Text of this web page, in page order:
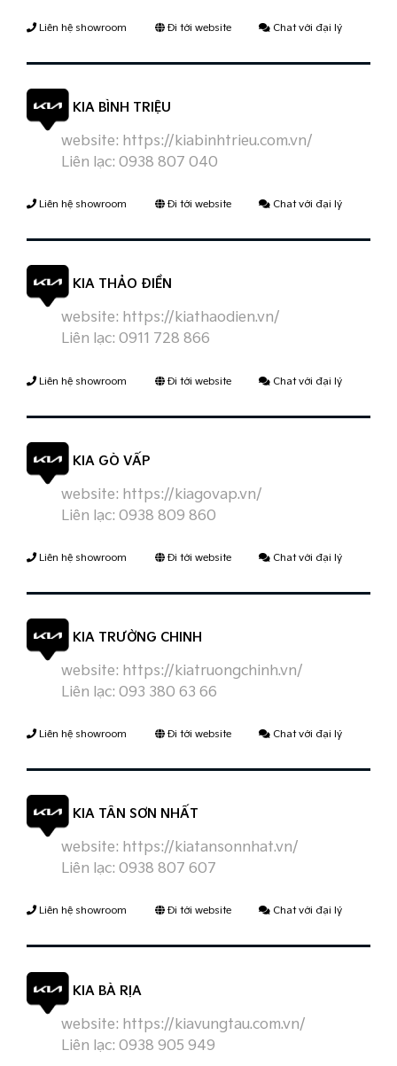
Liên hệ showroom Đi tới website Chat với đại lý
KIA BÌNH TRIỆU
website: https://kiabinhtrieu.com.vn/
Liên lạc: 0938 807 040
Liên hệ showroom Đi tới website Chat với đại lý
KIA THẢO ĐIỀN
website: https://kiathaodien.vn/
Liên lạc: 0911 728 866
Liên hệ showroom Đi tới website Chat với đại lý
KIA GÒ VẤP
website: https://kiagovap.vn/
Liên lạc: 0938 809 860
Liên hệ showroom Đi tới website Chat với đại lý
KIA TRƯỜNG CHINH
website: https://kiatruongchinh.vn/
Liên lạc: 093 380 63 66
Liên hệ showroom Đi tới website Chat với đại lý
KIA TÂN SƠN NHẤT
website: https://kiatansonnhat.vn/
Liên lạc: 0938 807 607
Liên hệ showroom Đi tới website Chat với đại lý
KIA BÀ RỊA
website: https://kiavungtau.com.vn/
Liên lạc: 0938 905 949